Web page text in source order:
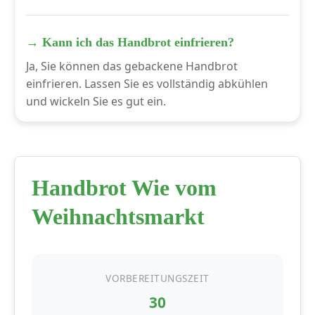
→ Kann ich das Handbrot einfrieren?
Ja, Sie können das gebackene Handbrot
einfrieren. Lassen Sie es vollständig abkühlen
und wickeln Sie es gut ein.
Handbrot Wie vom
Weihnachtsmarkt
VORBEREITUNGSZEIT
30